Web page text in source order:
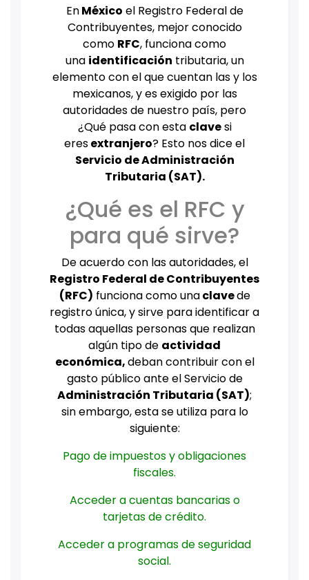
EnMéxico el Registro Federal de
Contribuyentes, mejor conocido
como RFC, funciona como
una identificación tributaria, un
elemento con el que cuentan las y los
mexicanos, y es exigido por las
autoridades de nuestro país, pero
¿Qué pasa con esta clavesi
eresextranjero? Esto nos dice el
Servicio de Administración
Tributaria (SAT).
¿Qué es el RFC y
para qué sirve?
De acuerdo con las autoridades, el
Registro Federal de Contribuyentes
(RFC) funciona como unaclavede
registro única, y sirve para identificar a
todas aquellas personas que realizan
algún tipo de actividad
económica,deban contribuir con el
gasto público ante el Servicio de
Administración Tributaria (SAT);
sin embargo, esta se utiliza para lo
siguiente:
Pago de impuestos y obligaciones
fiscales.
Acceder a cuentas bancarias o
tarjetas de crédito.
Acceder a programas de seguridad
social.